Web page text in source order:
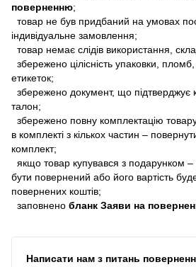
поверненню;
товар не був придбаний на умовах
індивідуальне замовлення;
товар немає слідів використання,
збережено цілісність упаковки, пломб,
етикеток;
збережено документ, що підтверджує
талон;
збережено повну комплектацію
в комплекті з кількох частин –
комплект;
якщо товар купувався з подарунком
бути повернений або його вартість
повернених коштів;
заповнено бланк Заяви на
Написати нам з питань